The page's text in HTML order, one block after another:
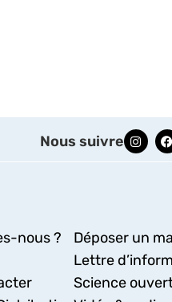
Nous suivre
nous ?
Déposer un
Lettre
Science